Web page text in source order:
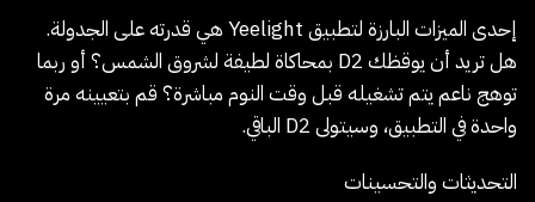
إحدى الميزات البارزة لتطبيق Yeelight هي قدرته على الجدولة.
هل تريد أن يوقظك D2 بمحاكاة لطيفة لشروق الشمس؟ أو ربما
توهج ناعم يتم تشغيله قبل وقت النوم مباشرة؟ قم بتعيينه مرة
واحدة في التطبيق، وسيتولى D2 الباقي.
التحديثات والتحسينات